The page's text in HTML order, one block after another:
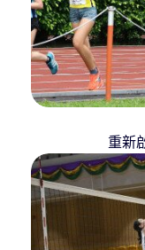
重新